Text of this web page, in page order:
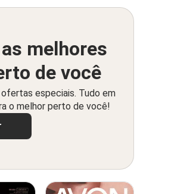
melhores
de você
especiais. Tudo em
o melhor perto de você!